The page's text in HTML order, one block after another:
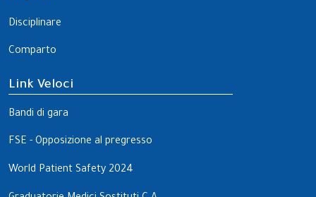
Disciplinare
Comparto
Link Veloci
Bandi di gara
FSE - Opposizione al pregresso
World Patient Safety 2024